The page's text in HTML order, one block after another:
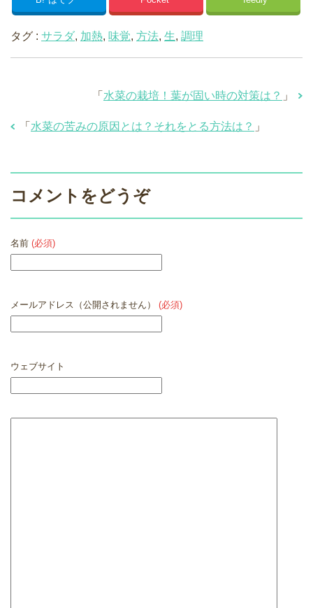
タグ : サラダ, 加熱, 味覚, 方法, 生, 調理
「 水菜の栽培！葉が固い時の対策は？ 」
「 水菜の苦みの原因とは？それをとる方法は？ 」
コメントをどうぞ
名前 (必須)
メールアドレス（公開されません） (必須)
ウェブサイト